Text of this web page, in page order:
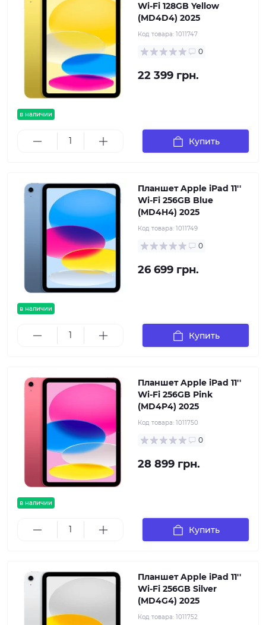
в наличии
Wi-Fi 128GB Yellow
(MD4D4) 2025
Код товара: 1011747
0
22 399 грн.
Купить
в наличии
Планшет Apple iPad 11''
Wi-Fi 256GB Blue
(MD4H4) 2025
Код товара: 1011749
0
26 699 грн.
Купить
в наличии
Планшет Apple iPad 11''
Wi-Fi 256GB Pink
(MD4P4) 2025
Код товара: 1011750
0
28 899 грн.
Купить
Планшет Apple iPad 11''
Wi-Fi 256GB Silver
(MD4G4) 2025
Код товара: 1011752